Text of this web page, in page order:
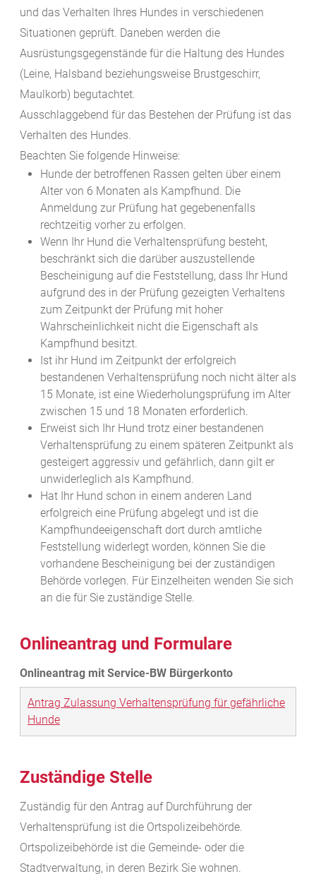
und das Verhalten Ihres Hundes in verschiedenen
Situationen geprüft. Daneben werden die
Ausrüstungsgegenstände für die Haltung des Hundes
(Leine, Halsband beziehungsweise Brustgeschirr,
Maulkorb) begutachtet.
Ausschlaggebend für das Bestehen der Prüfung ist das
Verhalten des Hundes.
Beachten Sie folgende Hinweise:
Hunde der betroffenen Rassen gelten über einem
Alter von 6 Monaten als Kampfhund. Die
Anmeldung zur Prüfung hat gegebenenfalls
rechtzeitig vorher zu erfolgen.
Wenn Ihr Hund die Verhaltensprüfung besteht,
beschränkt sich die darüber auszustellende
Bescheinigung auf die Feststellung, dass Ihr Hund
aufgrund des in der Prüfung gezeigten Verhaltens
zum Zeitpunkt der Prüfung mit hoher
Wahrscheinlichkeit nicht die Eigenschaft als
Kampfhund besitzt.
Ist ihr Hund im Zeitpunkt der erfolgreich
bestandenen Verhaltensprüfung noch nicht älter als
15 Monate, ist eine Wiederholungsprüfung im Alter
zwischen 15 und 18 Monaten erforderlich.
Erweist sich Ihr Hund trotz einer bestandenen
Verhaltensprüfung zu einem späteren Zeitpunkt als
gesteigert aggressiv und gefährlich, dann gilt er
unwiderleglich als Kampfhund.
Hat Ihr Hund schon in einem anderen Land
erfolgreich eine Prüfung abgelegt und ist die
Kampfhundeeigenschaft dort durch amtliche
Feststellung widerlegt worden, können Sie die
vorhandene Bescheinigung bei der zuständigen
Behörde vorlegen. Für Einzelheiten wenden Sie sich
an die für Sie zuständige Stelle.
Onlineantrag und Formulare
Antrag Zulassung Verhaltensprüfung für gefährliche
Hunde
Zuständige Stelle
Zuständig für den Antrag auf Durchführung der
Verhaltensprüfung ist die Ortspolizeibehörde.
Ortspolizeibehörde ist die Gemeinde- oder die
Stadtverwaltung, in deren Bezirk Sie wohnen.